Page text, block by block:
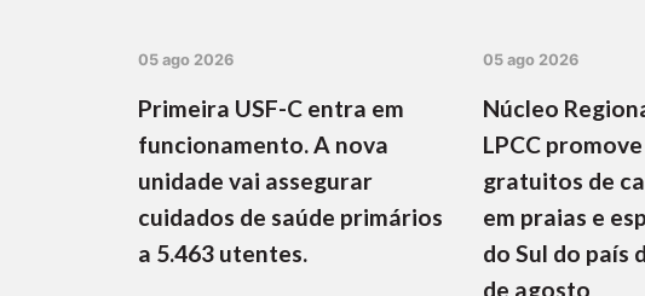
05 ago 2026
Primeira USF-C entra em
funcionamento. A nova
unidade vai assegurar
cuidados de saúde primários
a 5.463 utentes.
05 ago 2026
Núcleo
LPCC
gratuitos de
em praias e
do Sul do país
de agosto